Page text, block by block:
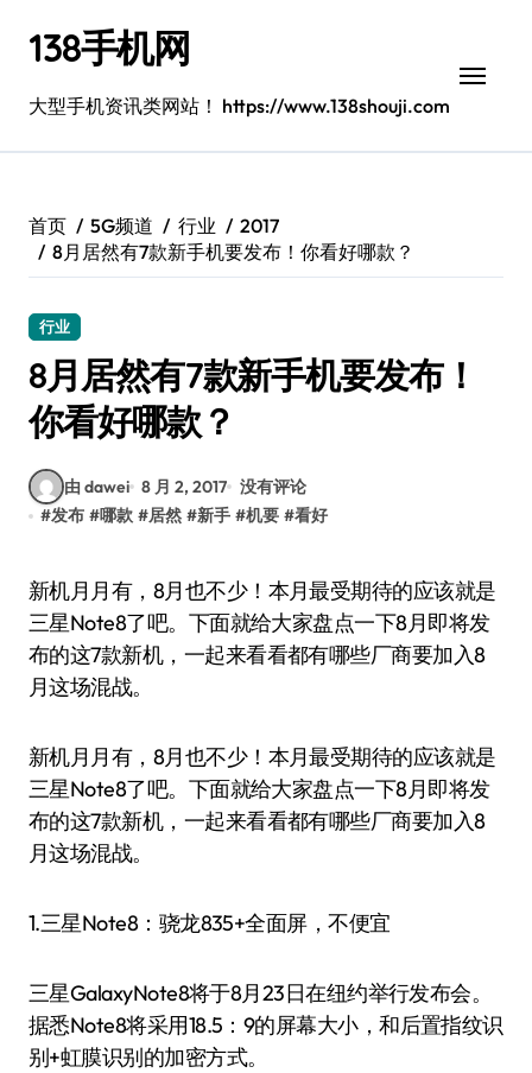
138手机网
大型手机资讯类网站！ https://www.138shouji.com
首页 5G频道 行业
2017
8月居然有7款新手机要发布！你看好哪款？
行业
8月居然有7款新手机要发布！
你看好哪款？
由 dawei 8 月 2, 2017 没有评论
#发布 #哪款 #居然 #新手 #机要 #看好
新机月月有，8月也不少！本月最受期待的应该就是
三星Note8了吧。下面就给大家盘点一下8月即将发
布的这7款新机，一起来看看都有哪些厂商要加入8
月这场混战。
新机月月有，8月也不少！本月最受期待的应该就是
三星Note8了吧。下面就给大家盘点一下8月即将发
布的这7款新机，一起来看看都有哪些厂商要加入8
月这场混战。
1.三星Note8：骁龙835+全面屏，不便宜
三星GalaxyNote8将于8月23日在纽约举行发布会。
据悉Note8将采用18.5：9的屏幕大小，和后置指纹识
别+虹膜识别的加密方式。